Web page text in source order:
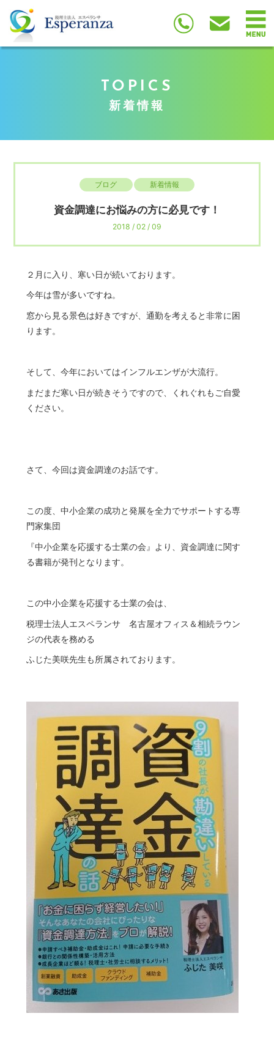
TOPICS
新着情報
ブログ 新着情報
資金調達にお悩みの方に必見です！
2018 / 02 / 09
２月に入り、寒い日が続いております。
今年は雪が多いですね。
窓から見る景色は好きですが、通勤を考えると非常に困
ります。
そして、今年においてはインフルエンザが大流行。
まだまだ寒い日が続きそうですので、くれぐれもご自愛
ください。
さて、今回は資金調達のお話です。
この度、中小企業の成功と発展を全力でサポートする専
門家集団
『中小企業を応援する士業の会』より、資金調達に関す
る書籍が発刊となります。
この中小企業を応援する士業の会は、
税理士法人エスペランサ 名古屋オフィス＆相続ラウン
ジの代表を務める
ふじた美咲先生も所属されております。